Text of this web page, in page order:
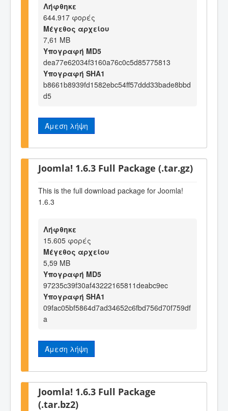
Λήφθηκε
644.917 φορές
Μέγεθος αρχείου
7,61 MB
Υπογραφή MD5
dea77e62034f3160a76c0c5d85775813
Υπογραφή SHA1
b8661b8939fd1582ebc54ff57ddd33bade8bbd
d5
Άμεση λήψη
Joomla! 1.6.3 Full Package (.tar.gz)
This is the full download package for Joomla!
1.6.3
Λήφθηκε
15.605 φορές
Μέγεθος αρχείου
5,59 MB
Υπογραφή MD5
97235c39f30af43222165811deabc9ec
Υπογραφή SHA1
09fac05bf5864d7ad34652c6fbd756d70f759df
a
Άμεση λήψη
Joomla! 1.6.3 Full Package
(.tar.bz2)